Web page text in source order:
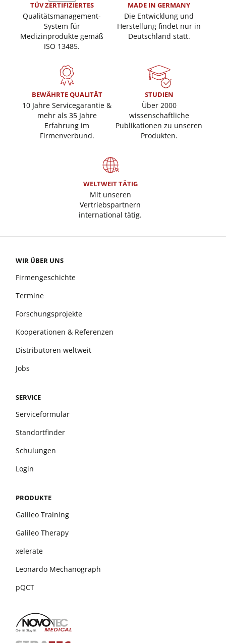
TÜV ZERTIFIZIERTES
Qualitätsmanagement-
System für
Medizinprodukte gemäß
ISO 13485.
MADE IN GERMANY
Die Entwicklung und
Herstellung findet nur in
Deutschland statt.
BEWÄHRTE QUALITÄT
10 Jahre Servicegarantie &
mehr als 35 Jahre
Erfahrung im
Firmenverbund.
STUDIEN
Über 2000
wissenschaftliche
Publikationen zu unseren
Produkten.
WELTWEIT TÄTIG
Mit unseren
Vertriebspartnern
international tätig.
PRODUKTE
Galileo Training
Galileo Therapy
xelerate
Leonardo Mechanograph
pQCT
SERVICE
Serviceformular
Standortfinder
Schulungen
Login
WIR ÜBER UNS
Firmengeschichte
Termine
Forschungsprojekte
Kooperationen & Referenzen
Distributoren weltweit
Jobs